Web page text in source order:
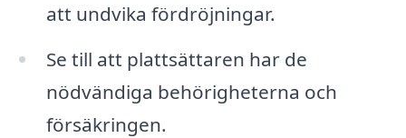
att undvika fördröjningar.
Se till att plattsättaren har de
nödvändiga behörigheterna och
försäkringen.